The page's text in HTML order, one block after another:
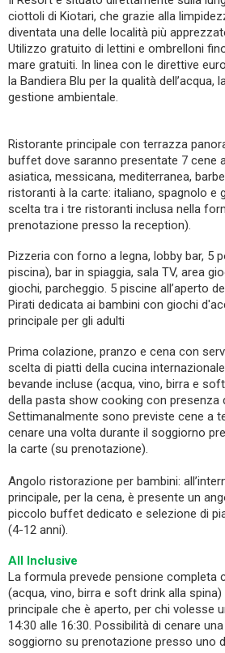
ciottoli di Kiotari, che grazie alla
diventata una delle località più
Utilizzo gratuito di lettini e ombrelloni
mare gratuiti. In linea con le direttive
la Bandiera Blu per la qualità dell’acqua,
gestione ambientale.
Ristorante principale con terrazza
buffet dove saranno presentate 7 cene
asiatica, messicana, mediterranea,
ristoranti à la carte: italiano, spagnolo e
scelta tra i tre ristoranti inclusa nella
prenotazione presso la reception).
Pizzeria con forno a legna, lobby bar, 5
piscina), bar in spiaggia, sala TV, area
giochi, parcheggio. 5 piscine all’aperto
Pirati dedicata ai bambini con giochi
principale per gli adulti
Prima colazione, pranzo e cena con
scelta di piatti della cucina
bevande incluse (acqua, vino, birra e
della pasta show cooking con presenza
Settimanalmente sono previste cene a
cenare una volta durante il soggiorno
la carte (su prenotazione).
Angolo ristorazione per bambini:
principale, per la cena, è presente un
piccolo buffet dedicato e selezione di
(4-12 anni).
All Inclusive
La formula prevede pensione completa
(acqua, vino, birra e soft drink alla
principale che è aperto, per chi volesse
14:30 alle 16:30. Possibilità di cenare
soggiorno su prenotazione presso uno